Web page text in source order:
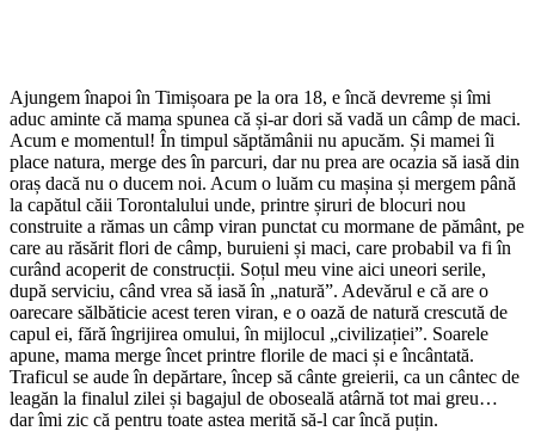
Ajungem înapoi în Timișoara pe la ora 18, e încă devreme și îmi
aduc aminte că mama spunea că și-ar dori să vadă un câmp de maci.
Acum e momentul! În timpul săptămânii nu apucăm. Și mamei îi
place natura, merge des în parcuri, dar nu prea are ocazia să iasă din
oraș dacă nu o ducem noi. Acum o luăm cu mașina și mergem până
la capătul căii Torontalului unde, printre șiruri de blocuri nou
construite a rămas un câmp viran punctat cu mormane de pământ, pe
care au răsărit flori de câmp, buruieni și maci, care probabil va fi în
curând acoperit de construcții. Soțul meu vine aici uneori serile,
după serviciu, când vrea să iasă în „natură”. Adevărul e că are o
oarecare sălbăticie acest teren viran, e o oază de natură crescută de
capul ei, fără îngrijirea omului, în mijlocul „civilizației”. Soarele
apune, mama merge încet printre florile de maci și e încântată.
Traficul se aude în depărtare, încep să cânte greierii, ca un cântec de
leagăn la finalul zilei și bagajul de oboseală atârnă tot mai greu…
dar îmi zic că pentru toate astea merită să-l car încă puțin.